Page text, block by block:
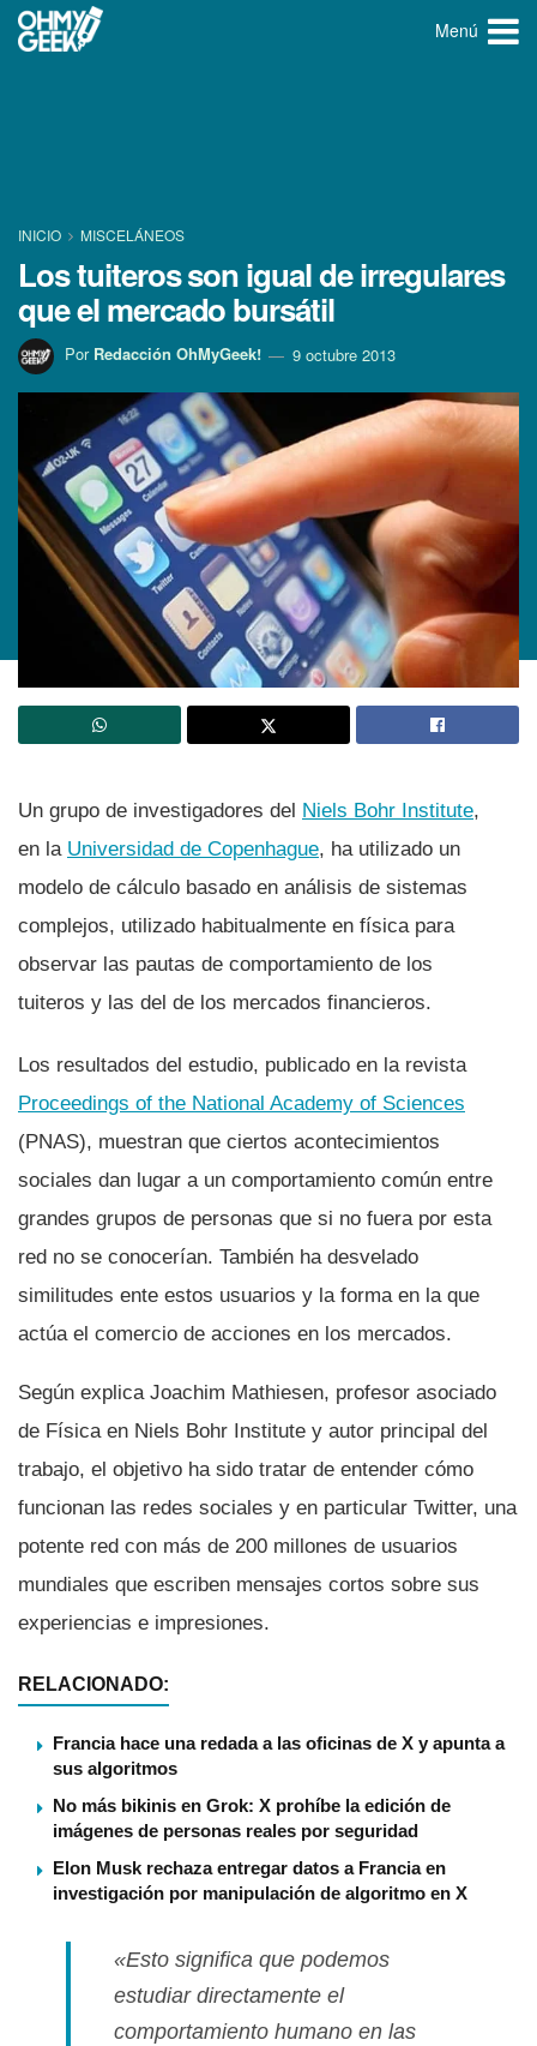
Menú
INICIO MISCELÁNEOS
Los tuiteros son igual de irregulares
que el mercado bursátil
Por Redacción OhMyGeek! 9 octubre 2013
Un grupo de investigadores del Niels Bohr Institute,
en la Universidad de Copenhague, ha utilizado un
modelo de cálculo basado en análisis de sistemas
complejos, utilizado habitualmente en fí­sica para
observar las pautas de comportamiento de los
tuiteros y las del de los mercados financieros.
Los resultados del estudio, publicado en la revista
Proceedings of the National Academy of Sciences
(PNAS), muestran que ciertos acontecimientos
sociales dan lugar a un comportamiento común entre
grandes grupos de personas que si no fuera por esta
red no se conocerí­an. También ha desvelado
similitudes ente estos usuarios y la forma en la que
actúa el comercio de acciones en los mercados.
Según explica Joachim Mathiesen, profesor asociado
de Fí­sica en Niels Bohr Institute y autor principal del
trabajo, el objetivo ha sido tratar de entender cómo
funcionan las redes sociales y en particular Twitter, una
potente red con más de 200 millones de usuarios
mundiales que escriben mensajes cortos sobre sus
experiencias e impresiones.
RELACIONADO:
Francia hace una redada a las oficinas de X y apunta a
sus algoritmos
No más bikinis en Grok: X prohíbe la edición de
imágenes de personas reales por seguridad
Elon Musk rechaza entregar datos a Francia en
investigación por manipulación de algoritmo en X
«Esto significa que podemos
estudiar directamente el
comportamiento humano en las